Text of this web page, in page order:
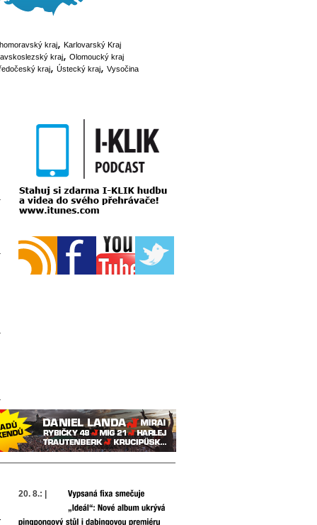
kraj
Karlovarský Kraj
kraj
Olomoucký kraj
kraj Ústecký kraj
Vysočina
20. 8.: |